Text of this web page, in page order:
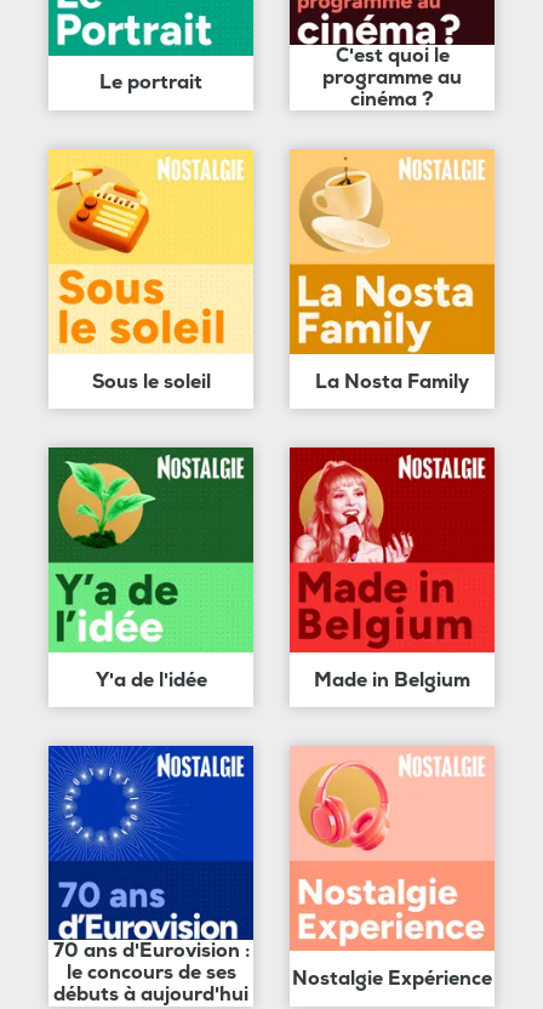
Le portrait
C'est quoi le
programme au
cinéma ?
Sous le soleil La Nosta Family
Y'a de l'idée Made in Belgium
70 ans d'Eurovision :
le concours de ses
débuts à aujourd'hui
Nostalgie Expérience